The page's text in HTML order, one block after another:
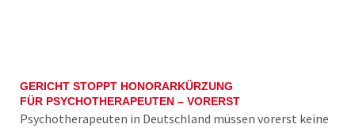
GERICHT STOPPT HONORARKÜRZUNG
FÜR PSYCHOTHERAPEUTEN – VORERST
Psychotherapeuten in Deutschland müssen vorerst keine